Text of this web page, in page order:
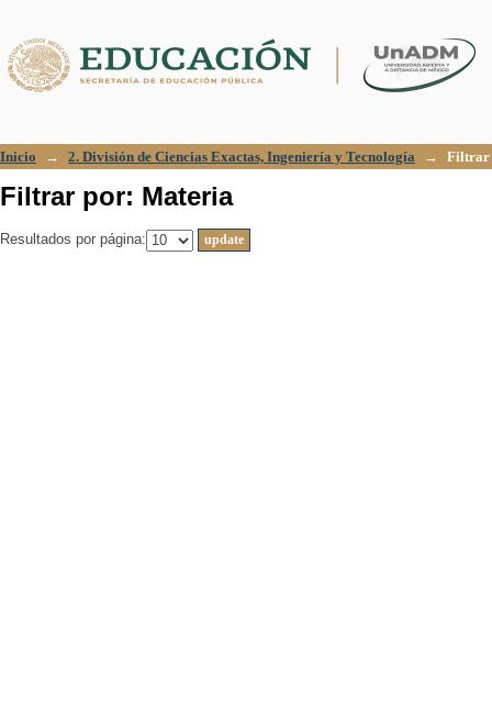
Inicio → 2. División de Ciencias Exactas, Ingeniería y Tecnología → Filtrar
Filtrar por: Materia
Resultados por página: